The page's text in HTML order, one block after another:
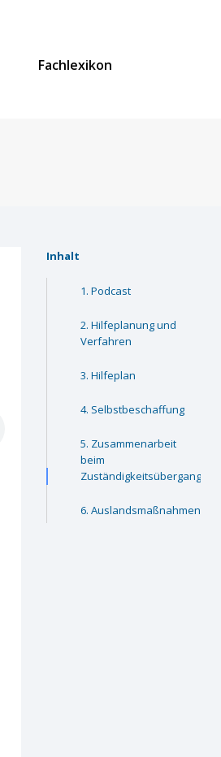
Fachlexikon
Inhalt
Podcast
Hilfeplanung und
Verfahren
Hilfeplan
Selbstbeschaffung
Zusammenarbeit
beim
Zuständigkeitsübergang
Auslandsmaßnahmen